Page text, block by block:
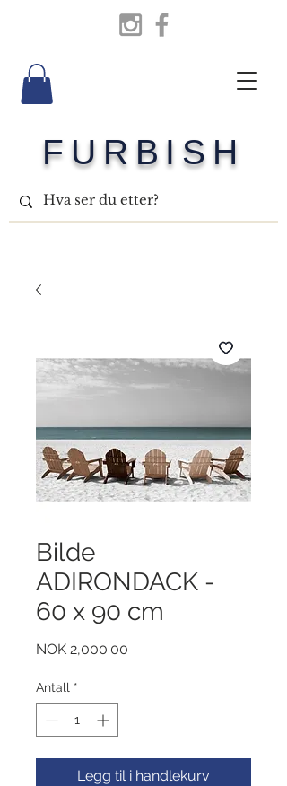
FURBISH
Bilde
ADIRONDACK -
60 x 90 cm
NOK 2,000.00
Antall *
Legg til i handlekurv